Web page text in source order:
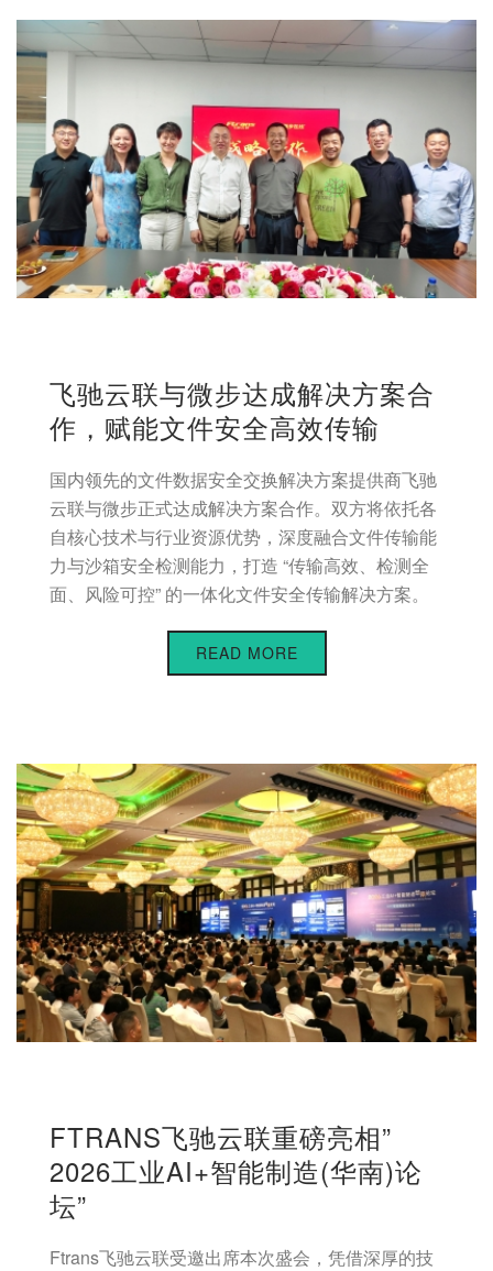
飞驰云联与微步达成解决方案合
作，赋能文件安全高效传输
国内领先的文件数据安全交换解决方案提供商飞驰
云联与微步正式达成解决方案合作。双方将依托各
自核心技术与行业资源优势，深度融合文件传输能
力与沙箱安全检测能力，打造 “传输高效、检测全
面、风险可控” 的一体化文件安全传输解决方案。
READ MORE
FTRANS飞驰云联重磅亮相”
2026工业AI+智能制造(华南)论
坛”
Ftrans飞驰云联受邀出席本次盛会，凭借深厚的技